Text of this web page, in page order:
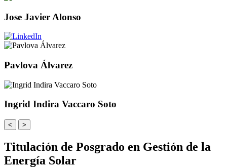
Jose Javier Alonso
Pavlova Álvarez
Ingrid Indira Vaccaro Soto
< >
Titulación de Posgrado en Gestión de la
Energía Solar